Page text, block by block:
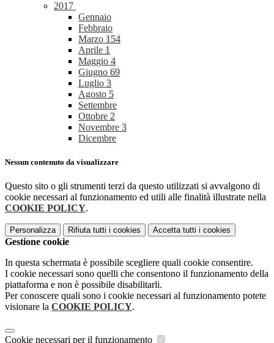
2017
Gennaio
Febbraio
Marzo 154
Aprile 1
Maggio 4
Giugno 69
Luglio 3
Agosto 5
Settembre
Ottobre 2
Novembre 3
Dicembre
Nessun contenuto da visualizzare
Questo sito o gli strumenti terzi da questo utilizzati si avvalgono di
cookie necessari al funzionamento ed utili alle finalità illustrate nella
COOKIE POLICY.
Personalizza Rifiuta tutti i cookies Accetta tutti i cookies
Gestione cookie
In questa schermata è possibile scegliere quali cookie consentire.
I cookie necessari sono quelli che consentono il funzionamento della
piattaforma e non è possibile disabilitarli.
Per conoscere quali sono i cookie necessari al funzionamento potete
visionare la COOKIE POLICY.
Cookie necessari per il funzionamento